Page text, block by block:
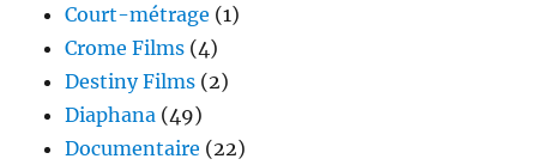
Court-métrage (1)
Crome Films (4)
Destiny Films (2)
Diaphana (49)
Documentaire (22)